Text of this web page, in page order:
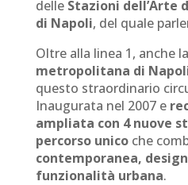
delleStazioni dell’Arte
di Napoli, del quale
Oltre alla linea 1, anche la
metropolitana di
questo straordinario
Inaugurata nel 2007 e
ampliata con 4 nuove
percorso unicoche
contemporanea,
funzionalità urbana.